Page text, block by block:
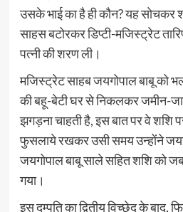
उसके भाई का है ही कौन? यह
साहस बटोरकर डिप्टी-मजिस्ट्रेट
पत्नी की शरण ली।
मजिस्ट्रेट साहब जयगोपाल बाबू को
की बहू-बेटी घर से निकलकर जमीन-
झगड़ना चाहती है, इस बात पर वे शशि
फुसलाये रखकर उसी समय उन्होंने
जयगोपाल बाबू साले सहित शशि को
गया।
इस दम्पति का द्वितीय विच्छेद के बाद,